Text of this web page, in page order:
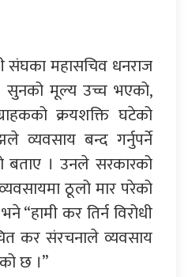
संघका महासचिव धनराज
सुनको मूल्य उच्च भएको,
क्रयशक्ति घटेको
व्यवसाय बन्द गर्नुपर्ने
बताए । उनले सरकारको
ठूलो मार परेको
“हामी कर तिर्न विरोधी
कर संरचनाले व्यवसाय
छ ।”